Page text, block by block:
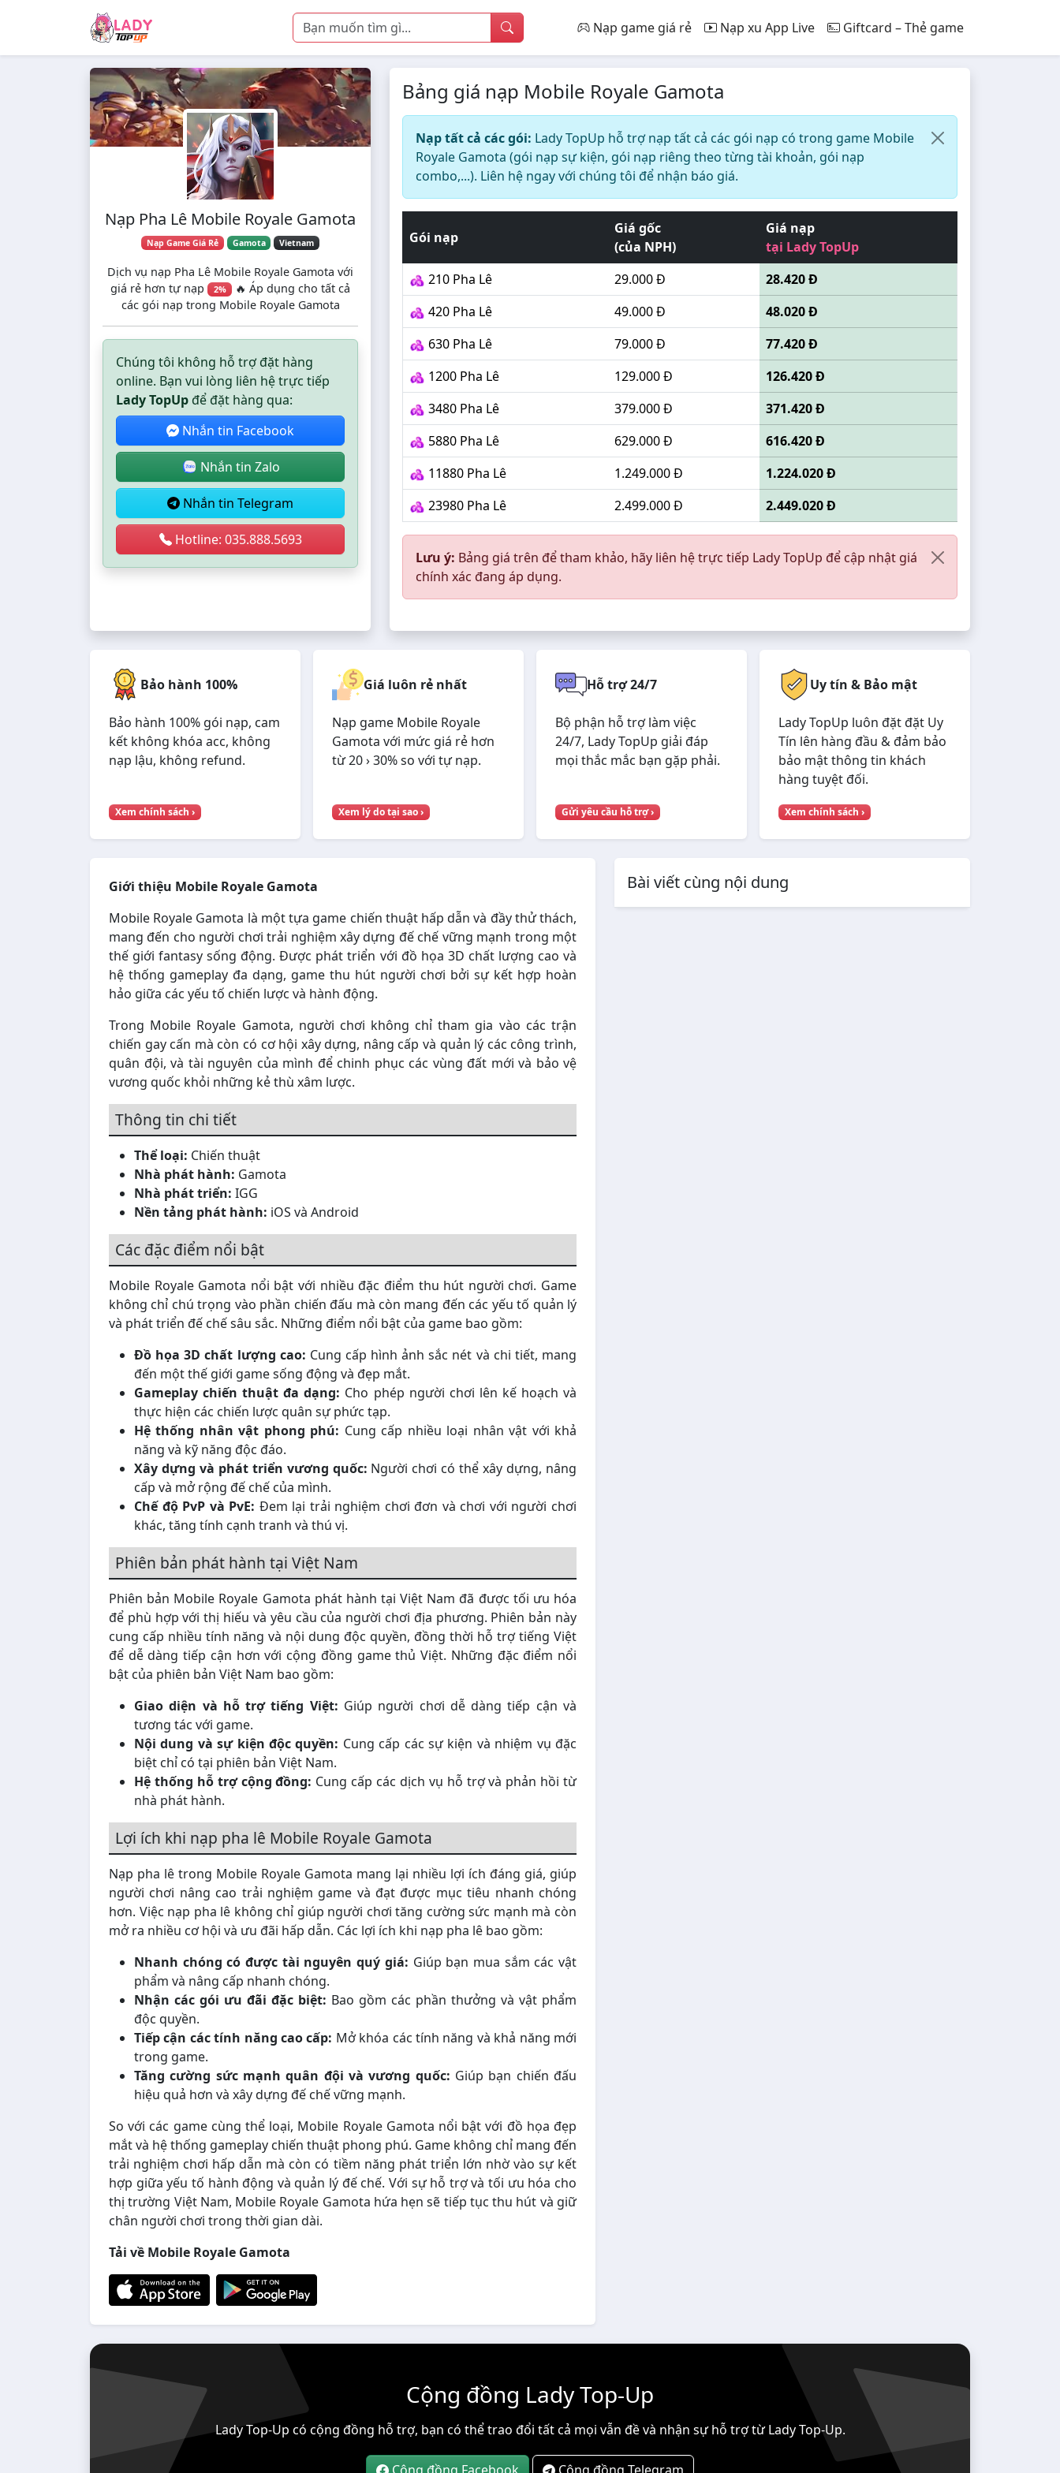
Skip to main content Nạp game giá rẻ Nạp xu App Live Giftcard – Thẻ game
Nạp Pha Lê Mobile Royale Gamota
Nạp Game Giá Rẻ Gamota Vietnam
Dịch vụ nạp Pha Lê Mobile Royale Gamota với
giá rẻ hơn tự nạp 2% 🔥 Áp dụng cho tất cả
các gói nạp trong Mobile Royale Gamota
Chúng tôi không hỗ trợ đặt hàng
online. Bạn vui lòng liên hệ trực tiếp
Lady TopUp để đặt hàng qua:
Nhắn tin Facebook
Nhắn tin Zalo
Nhắn tin Telegram
Hotline: 035.888.5693
Bảng giá nạp Mobile Royale Gamota
Nạp tất cả các gói: Lady TopUp hỗ trợ nạp tất cả các gói nạp có trong game Mobile
Royale Gamota (gói nạp sự kiện, gói nạp riêng theo từng tài khoản, gói nạp
combo,...). Liên hệ ngay với chúng tôi để nhận báo giá.
Gói nạp
Giá gốc
(của NPH)
Giá nạp
tại Lady TopUp
210 Pha Lê
29.000 Đ
28.420 Đ
420 Pha Lê
49.000 Đ
48.020 Đ
630 Pha Lê
79.000 Đ
77.420 Đ
1200 Pha Lê
129.000 Đ
126.420 Đ
3480 Pha Lê
379.000 Đ
371.420 Đ
5880 Pha Lê
629.000 Đ
616.420 Đ
11880 Pha Lê
1.249.000 Đ
1.224.020 Đ
23980 Pha Lê
2.499.000 Đ 2.449.020 Đ
Lưu ý: Bảng giá trên để tham khảo, hãy liên hệ trực tiếp Lady TopUp để cập nhật giá
chính xác đang áp dụng.
Bảo hành 100%
Bảo hành 100% gói nạp, cam
kết không khóa acc, không
nạp lậu, không refund.
Xem chính sách ›
Giá luôn rẻ nhất
Nạp game Mobile Royale
Gamota với mức giá rẻ hơn
từ 20 › 30% so với tự nạp.
Xem lý do tại sao ›
Hỗ trợ 24/7
Bộ phận hỗ trợ làm việc
24/7, Lady TopUp giải đáp
mọi thắc mắc bạn gặp phải.
Gửi yêu cầu hỗ trợ ›
Uy tín & Bảo mật
Lady TopUp luôn đặt đặt Uy
Tín lên hàng đầu & đảm bảo
bảo mật thông tin khách
hàng tuyệt đối.
Xem chính sách ›
Giới thiệu Mobile Royale Gamota
Mobile Royale Gamota là một tựa game chiến thuật hấp dẫn và đầy thử thách,
mang đến cho người chơi trải nghiệm xây dựng đế chế vững mạnh trong một
thế giới fantasy sống động. Được phát triển với đồ họa 3D chất lượng cao và
hệ thống gameplay đa dạng, game thu hút người chơi bởi sự kết hợp hoàn
hảo giữa các yếu tố chiến lược và hành động.
Trong Mobile Royale Gamota, người chơi không chỉ tham gia vào các trận
chiến gay cấn mà còn có cơ hội xây dựng, nâng cấp và quản lý các công trình,
quân đội, và tài nguyên của mình để chinh phục các vùng đất mới và bảo vệ
vương quốc khỏi những kẻ thù xâm lược.
Thông tin chi tiết
Thể loại: Chiến thuật
Nhà phát hành: Gamota
Nhà phát triển: IGG
Nền tảng phát hành: iOS và Android
Các đặc điểm nổi bật
Mobile Royale Gamota nổi bật với nhiều đặc điểm thu hút người chơi. Game
không chỉ chú trọng vào phần chiến đấu mà còn mang đến các yếu tố quản lý
và phát triển đế chế sâu sắc. Những điểm nổi bật của game bao gồm:
Đồ họa 3D chất lượng cao: Cung cấp hình ảnh sắc nét và chi tiết, mang
đến một thế giới game sống động và đẹp mắt.
Gameplay chiến thuật đa dạng: Cho phép người chơi lên kế hoạch và
thực hiện các chiến lược quân sự phức tạp.
Hệ thống nhân vật phong phú: Cung cấp nhiều loại nhân vật với khả
năng và kỹ năng độc đáo.
Xây dựng và phát triển vương quốc: Người chơi có thể xây dựng, nâng
cấp và mở rộng đế chế của mình.
Chế độ PvP và PvE: Đem lại trải nghiệm chơi đơn và chơi với người chơi
khác, tăng tính cạnh tranh và thú vị.
Phiên bản phát hành tại Việt Nam
Phiên bản Mobile Royale Gamota phát hành tại Việt Nam đã được tối ưu hóa
để phù hợp với thị hiếu và yêu cầu của người chơi địa phương. Phiên bản này
cung cấp nhiều tính năng và nội dung độc quyền, đồng thời hỗ trợ tiếng Việt
để dễ dàng tiếp cận hơn với cộng đồng game thủ Việt. Những đặc điểm nổi
bật của phiên bản Việt Nam bao gồm:
Giao diện và hỗ trợ tiếng Việt: Giúp người chơi dễ dàng tiếp cận và
tương tác với game.
Nội dung và sự kiện độc quyền: Cung cấp các sự kiện và nhiệm vụ đặc
biệt chỉ có tại phiên bản Việt Nam.
Hệ thống hỗ trợ cộng đồng: Cung cấp các dịch vụ hỗ trợ và phản hồi từ
nhà phát hành.
Lợi ích khi nạp pha lê Mobile Royale Gamota
Nạp pha lê trong Mobile Royale Gamota mang lại nhiều lợi ích đáng giá, giúp
người chơi nâng cao trải nghiệm game và đạt được mục tiêu nhanh chóng
hơn. Việc nạp pha lê không chỉ giúp người chơi tăng cường sức mạnh mà còn
mở ra nhiều cơ hội và ưu đãi hấp dẫn. Các lợi ích khi nạp pha lê bao gồm:
Nhanh chóng có được tài nguyên quý giá: Giúp bạn mua sắm các vật
phẩm và nâng cấp nhanh chóng.
Nhận các gói ưu đãi đặc biệt: Bao gồm các phần thưởng và vật phẩm
độc quyền.
Tiếp cận các tính năng cao cấp: Mở khóa các tính năng và khả năng mới
trong game.
Tăng cường sức mạnh quân đội và vương quốc: Giúp bạn chiến đấu
hiệu quả hơn và xây dựng đế chế vững mạnh.
So với các game cùng thể loại, Mobile Royale Gamota nổi bật với đồ họa đẹp
mắt và hệ thống gameplay chiến thuật phong phú. Game không chỉ mang đến
trải nghiệm chơi hấp dẫn mà còn có tiềm năng phát triển lớn nhờ vào sự kết
hợp giữa yếu tố hành động và quản lý đế chế. Với sự hỗ trợ và tối ưu hóa cho
thị trường Việt Nam, Mobile Royale Gamota hứa hẹn sẽ tiếp tục thu hút và giữ
chân người chơi trong thời gian dài.
Tải về Mobile Royale Gamota
Bài viết cùng nội dung
Cộng đồng Lady Top-Up
Lady Top-Up có cộng đồng hỗ trợ, bạn có thể trao đổi tất cả mọi vẫn đề và nhận sự hỗ trợ từ Lady Top-Up.